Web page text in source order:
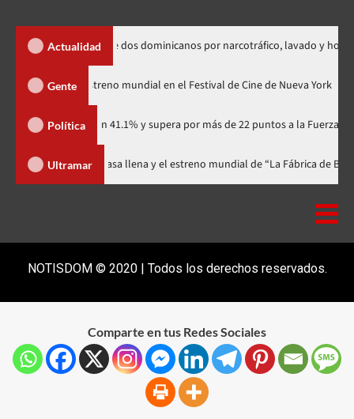
Actualidad
de dos dominicanos por narcotráfico, lavado y homicidio
Gente
Minus Zero» tendrá su estreno mundial en el Festival de Cine de
Política
con 41.1% y supera por más de 22 puntos a la Fuerza del Pueblo
Ultramar
celebra 15 años con una gala a casa llena y el estreno mundial de “La
NOTISDOM © 2020 | Todos los derechos reservados.
Comparte en tus Redes Sociales